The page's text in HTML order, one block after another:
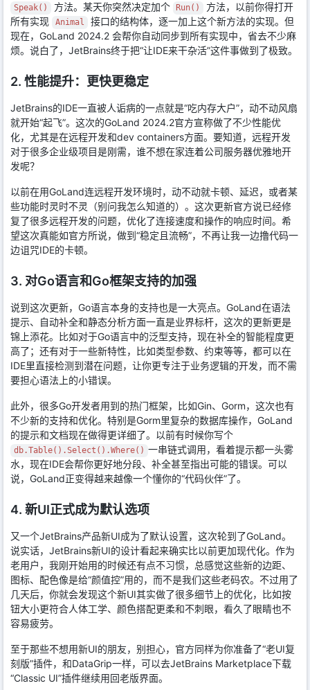
Speak() 方法。某天你突然决定加个 Run()
方法，以前你得打开
所有实现
Animal
接口的结构体，逐一加上这个新方法的实现。但
现在，GoLand 2024.2 会帮你自动同步到所有实现中，省去不少麻
烦。说白了，JetBrains终于把“让IDE来干杂活”这件事做到了极致。
2. 性能提升：更快更稳定
JetBrains的IDE一直被人诟病的一点就是“吃内存大户”，动不动风扇
就开始“起飞”。这次的GoLand 2024.2官方宣称做了不少性能优
化，尤其是在远程开发和dev containers方面。要知道，远程开发
对于很多企业级项目是刚需，谁不想在家连着公司服务器优雅地开
发呢？
以前在用GoLand连远程开发环境时，动不动就卡顿、延迟，或者某
些功能时灵时不灵（别问我怎么知道的）。这次更新官方说已经修
复了很多远程开发的问题，优化了连接速度和操作的响应时间。希
望这次真能如官方所说，做到“稳定且流畅”，不再让我一边撸代码一
边诅咒IDE的卡顿。
3. 对Go语言和Go框架支持的加强
说到这次更新，Go语言本身的支持也是一大亮点。GoLand在语法
提示、自动补全和静态分析方面一直是业界标杆，这次的更新更是
锦上添花。比如对于Go语言中的泛型支持，现在补全的智能程度更
高了；还有对于一些新特性，比如类型参数、约束等等，都可以在
IDE里直接检测到潜在问题，让你更专注于业务逻辑的开发，而不需
要担心语法上的小错误。
此外，很多Go开发者用到的热门框架，比如Gin、Gorm，这次也有
不少新的支持和优化。特别是Gorm里复杂的数据库操作，GoLand
的提示和文档现在做得更详细了。以前有时候你写个
db.Table().Select().Where() 一串链式调用，看着提示都一头雾
水，现在IDE会帮你更好地分段、补全甚至指出可能的错误。可以
说，GoLand正变得越来越像一个懂你的“代码伙伴”了。
4. 新UI正式成为默认选项
又一个JetBrains产品新UI成为了默认设置，这次轮到了GoLand。
说实话，JetBrains新UI的设计看起来确实比以前更加现代化。作为
老用户，我刚开始用的时候还有点不习惯，总感觉这些新的边距、
图标、配色像是给“颜值控”用的，而不是我们这些老码农。不过用了
几天后，你就会发现这个新UI其实做了很多细节上的优化，比如按
钮大小更符合人体工学、颜色搭配更柔和不刺眼，看久了眼睛也不
容易疲劳。
至于那些不想用新UI的朋友，别担心，官方同样为你准备了“老UI复
刻版”插件，和DataGrip一样，可以去JetBrains Marketplace下载
“Classic UI”插件继续用回老版界面。